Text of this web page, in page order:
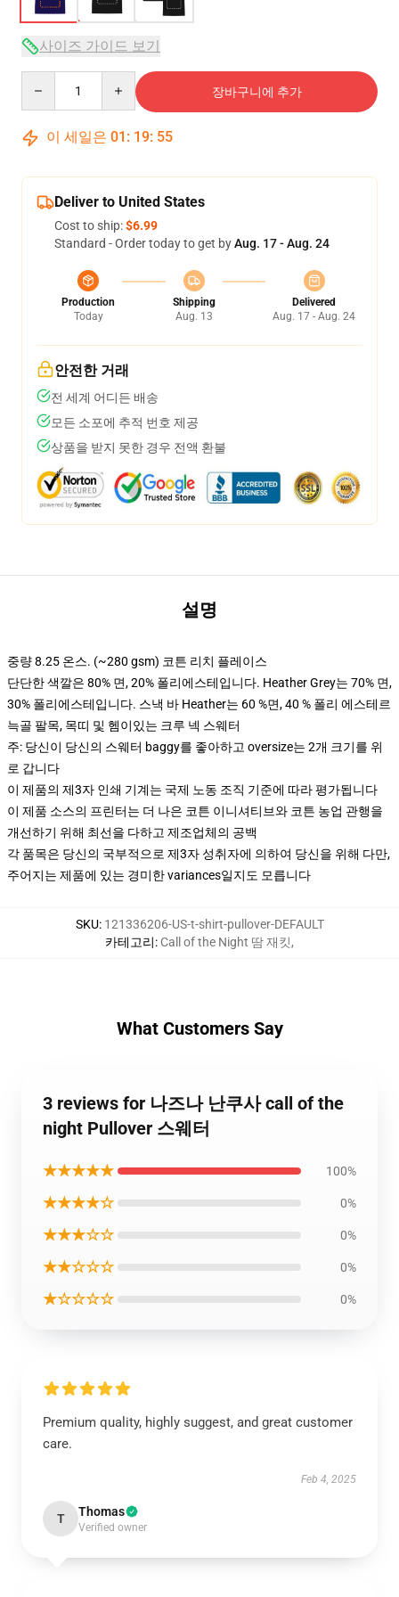
사이즈 가이드 보기
장바구니에 추가
이 세일은 01 : 19: 54
Deliver to United States
Cost to ship:$6.99
Standard - Order today to get byAug. 17 - Aug. 24
Production
Today
Shipping
Aug. 13
Delivered
Aug. 17 - Aug. 24
안전한 거래
전 세계 어디든 배송
모든 소포에 추적 번호 제공
상품을 받지 못한 경우 전액 환불
설명
중량 8.25 온스. (~280 gsm) 코튼 리치 플레이스
단단한 색깔은 80% 면, 20% 폴리에스테입니다. Heather Grey는 70% 면,
30% 폴리에스테입니다. 스낵 바 Heather는 60 %면, 40 % 폴리 에스테르
늑골 팔목, 목띠 및 헴이있는 크루 넥 스웨터
주: 당신이 당신의 스웨터 baggy를 좋아하고 oversize는 2개 크기를 위
로 갑니다
이 제품의 제3자 인쇄 기계는 국제 노동 조직 기준에 따라 평가됩니다
이 제품 소스의 프린터는 더 나은 코튼 이니셔티브와 코튼 농업 관행을
개선하기 위해 최선을 다하고 제조업체의 공백
각 품목은 당신의 국부적으로 제3자 성취자에 의하여 당신을 위해 다만,
주어지는 제품에 있는 경미한 variances일지도 모릅니다
SKU: 121336206-US-t-shirt-pullover-DEFAULT
카테고리: Call of the Night 땀 재킷,
What Customers Say
3 reviews for 나즈나 난쿠사 call of the
night Pullover 스웨터
★★★★★ 100%
★★★★☆ 0%
★★★☆☆ 0%
★★☆☆☆ 0%
★☆☆☆☆ 0%
Premium quality, highly suggest, and great customer
care.
Feb 4, 2025
T Thomas
Verified owner